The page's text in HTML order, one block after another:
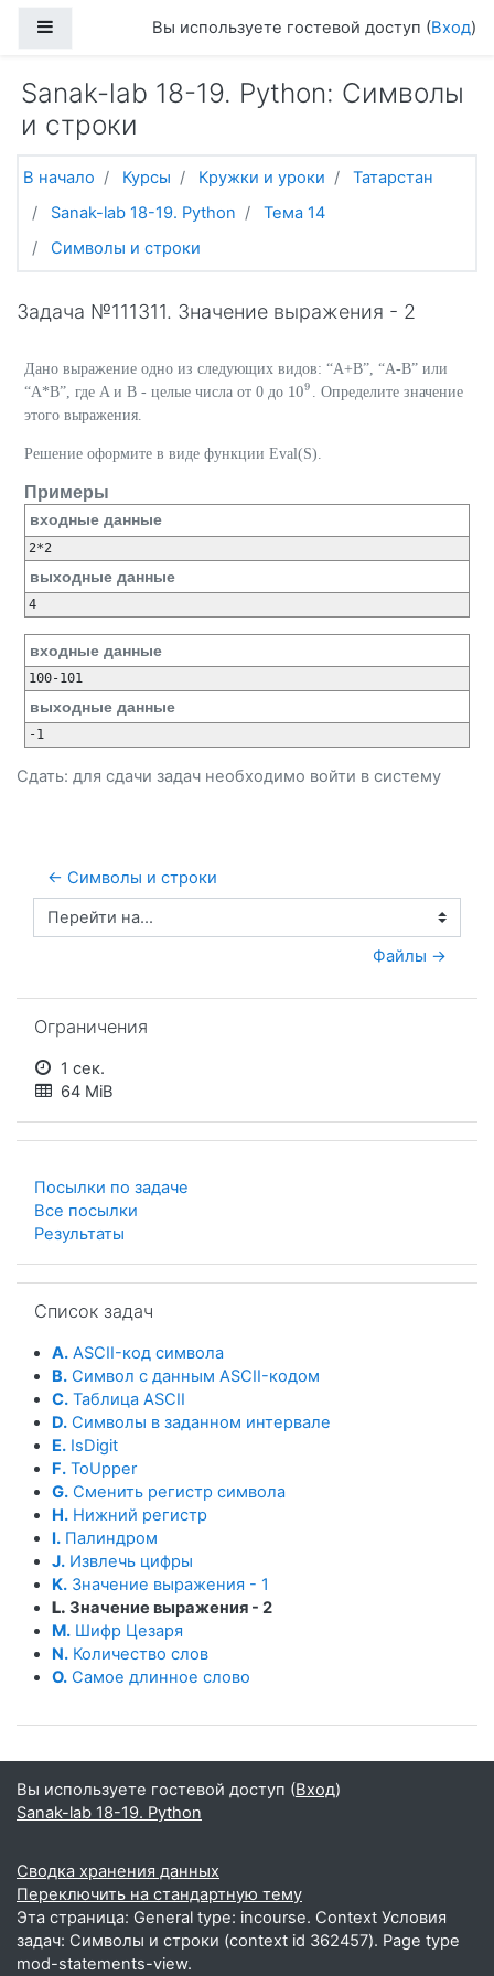
Боковая панельВы используете гостевой доступ (Вход)
Sanak-lab 18-19. Python: Символы
и строки
В начало Курсы Кружки и уроки
Татарстан
Sanak-lab 18-19. Python
Тема 14
Символы и строки
Задача №111311. Значение выражения - 2
Дано выражение одно из следующих видов: “A+B”, “A-B” или
“A*B”, где A и B - целые числа от 0 до 109
109
. Определите значение
этого выражения.
Решение оформите в виде функции Eval(S).
Примеры
входные данные
2*2
выходные данные
4
входные данные
100-101
выходные данные
-1
Сдать: для сдачи задач необходимо войти в систему
← Символы и строки
Перейти на...
Файлы →
Ограничения
1 сек.
64 MiB
Посылки по задаче
Все посылки
Результаты
Список задач
A. ASCII-код символа
B. Символ с данным ASCII-кодом
C. Таблица ASCII
D. Символы в заданном интервале
E. IsDigit
F. ToUpper
G. Сменить регистр символа
H. Нижний регистр
I. Палиндром
J. Извлечь цифры
K. Значение выражения - 1
L. Значение выражения - 2
M. Шифр Цезаря
N. Количество слов
O. Самое длинное слово
Вы используете гостевой доступ (Вход)
Sanak-lab 18-19. Python
Сводка хранения данных
Переключить на стандартную тему
Эта страница: General type: incourse. Context Условия
задач: Символы и строки (context id 362457). Page type
mod-statements-view.